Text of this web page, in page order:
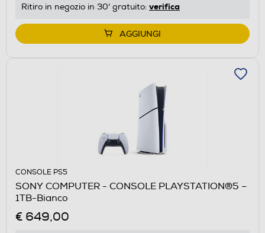
Ritiro in negozio in 30' gratuito: verifica
AGGIUNGI
CONSOLE PS5
SONY COMPUTER - CONSOLE PLAYSTATION®5 –
1TB-Bianco
€ 649,00